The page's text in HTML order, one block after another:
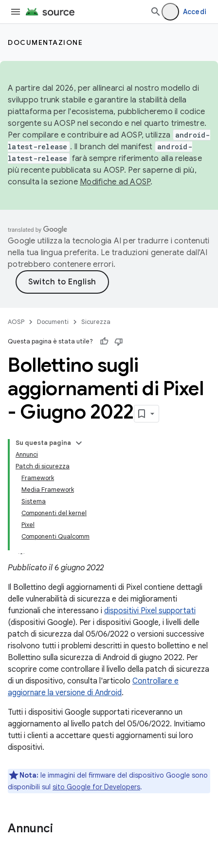
Accedi
DOCUMENTAZIONE
A partire dal 2026, per allinearci al nostro modello di
sviluppo trunk stabile e garantire la stabilità della
piattaforma per l'ecosistema, pubblicheremo il codice
sorgente su AOSP nel secondo e nel quarto trimestre.
Per compilare e contribuire ad AOSP, utilizza
android-
latest-release . Il branch del manifest android-
latest-release farà sempre riferimento alla release
più recente pubblicata su AOSP. Per saperne di più,
consulta la sezione Modifiche ad AOSP.
Google utilizza la tecnologia AI per tradurre i contenuti
nella tua lingua preferita. Le traduzioni generate dall'AI
potrebbero contenere errori.
AOSP Documenti Sicurezza
Questa pagina è stata utile?
Bollettino sugli
aggiornamenti di Pixel
- Giugno 2022
Su questa pagina
Annunci
Patch di sicurezza
Framework
Media Framework
Sistema
Componenti del kernel
Pixel
Componenti Qualcomm
Pubblicato il 6 giugno 2022
Il Bollettino degli aggiornamenti di Pixel contiene dettagli
delle vulnerabilità di sicurezza e dei miglioramenti
funzionali che interessano i dispositivi Pixel supportati
(dispositivi Google). Per i dispositivi Google, i livelli delle
patch di sicurezza dal 05/06/2022 o versioni successive
risolvono tutti i problemi descritti in questo bollettino e nel
Bollettino sulla sicurezza di Android di giugno 2022. Per
scoprire come controllare il livello della patch di sicurezza
di un dispositivo, consulta l'articolo Controllare e
aggiornare la versione di Android.
Tutti i dispositivi Google supportati riceveranno un
aggiornamento al livello patch del 05/06/2022. Invitiamo
tutti i clienti a accettare questi aggiornamenti sui loro
dispositivi.
Nota: le immagini del firmware del dispositivo Google sono
disponibili sul sito Google for Developers.
Annunci